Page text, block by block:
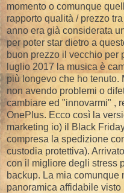
momento o comunque
rapporto qualità / prezzo
anno era già considerata
per poter star dietro a
buon prezzo il vecchio per
luglio 2017 la musica è
più longevo che ho tenuto.
non avendo problemi o
cambiare ed "innovarmi" ,
OnePlus. Ecco così la
marketing io) il Black
compresa la spedizione
custodia protettiva).
con il migliore degli stress
backup. La mia comunque
panoramica affidabile